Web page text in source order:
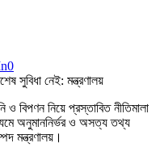
0
ও বিপণন নিয়ে প্রস্তাবিত নীতিমালা
অনুমাননির্ভর ও অসত্য তথ্য
মন্ত্রণালয়।